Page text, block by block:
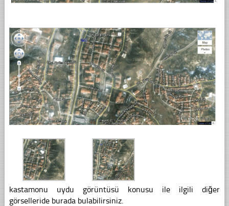
kastamonu uydu görüntüsü konusu ile ilgili diğer
görselleride burada bulabilirsiniz.